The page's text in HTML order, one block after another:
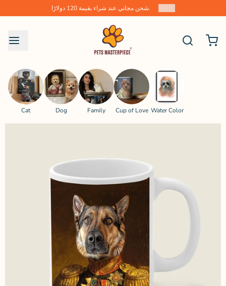
شحن مجاني عند شراء بقيمة 120 دولارًا.
Cat Dog Family Cup of Love Water Color